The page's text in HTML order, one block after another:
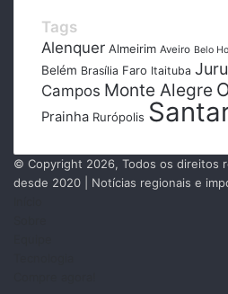
Tags
Alenquer Almeirim Aveiro Belo
Belém Brasília Faro Itaituba
Campos Monte Alegre
Prainha Rurópolis
© Copyright 2026, Todos os direitos
desde 2020 | Notícias regionais e